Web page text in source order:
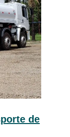
de